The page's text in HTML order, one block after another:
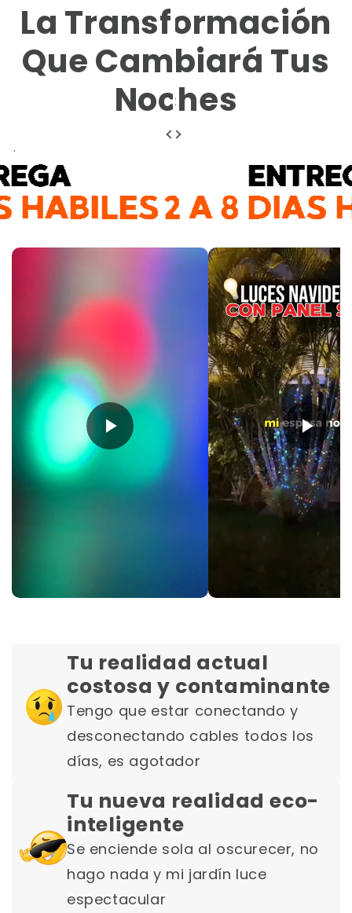
La Transformación
Que Cambiará Tus
Noches
..
Tu realidad actual
costosa y contaminante
Tengo que estar conectando y
desconectando cables todos los
días, es agotador
Tu nueva realidad eco-
inteligente
Se enciende sola al oscurecer, no
hago nada y mi jardín luce
espectacular